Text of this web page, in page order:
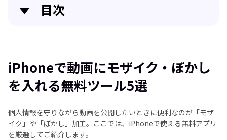
目次
おまけ：動画のモザイク・ぼかしを除去できるAIツー
ル：HitPaw VikPea
まとめ
よくある質問
iPhoneで動画にモザイク・ぼかし
を入れる無料ツール5選
個人情報を守りながら動画を公開したいときに便利なのが「モザ
イク」や「ぼかし」加工。ここでは、iPhoneで使える無料アプリ
を厳選してご紹介します。